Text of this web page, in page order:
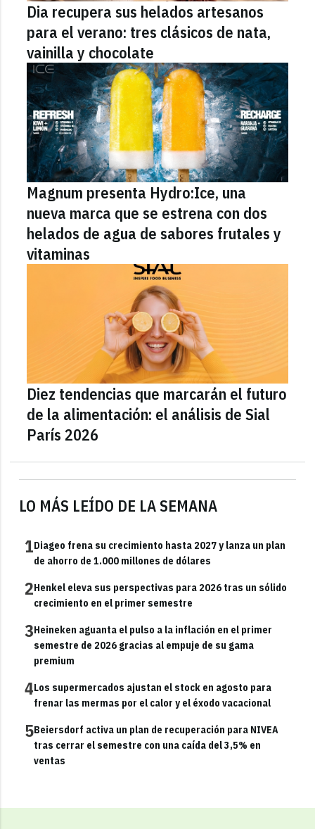
LO MÁS LEÍDO DE LA SEMANA
1Diageo frena su crecimiento hasta 2027 y lanza un plan
de ahorro de 1.000 millones de dólares
2Henkel eleva sus perspectivas para 2026 tras un sólido
crecimiento en el primer semestre
3Heineken aguanta el pulso a la inflación en el primer
semestre de 2026 gracias al empuje de su gama
premium
4Los supermercados ajustan el stock en agosto para
frenar las mermas por el calor y el éxodo vacacional
5Beiersdorf activa un plan de recuperación para NIVEA
tras cerrar el semestre con una caída del 3,5% en
ventas
Dia recupera sus helados artesanos
para el verano: tres clásicos de nata,
vainilla y chocolate
Magnum presenta Hydro:Ice, una
nueva marca que se estrena con dos
helados de agua de sabores frutales y
vitaminas
Diez tendencias que marcarán el futuro
de la alimentación: el análisis de Sial
París 2026